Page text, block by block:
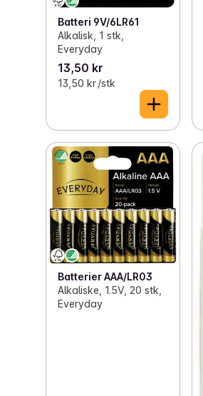
Batteri 9V/6LR61
Alkalisk, 1 stk,
Everyday
13,50 kr
13,50 kr /stk
Batterier AAA/LR03
Alkaliske, 1.5V, 20 stk,
Everyday